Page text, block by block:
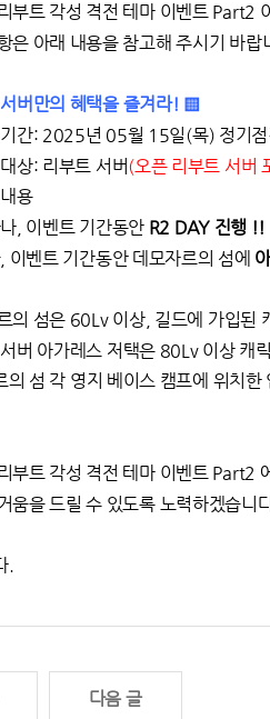
부트 각성 격전 테마 이벤트 Part2
은 아래 내용을 참고해 주시기 바랍
버만의 혜택을 즐겨라! ▒
간: 2025년 05월 15일(목) 정기
상: 리부트 서버(오픈 리부트 서버
용
, 이벤트 기간동안 R2 DAY 진행 !!
이벤트 기간동안 데모자르의 섬에
의 섬은 60Lv 이상, 길드에 가입된
버 아가레스 저택은 80Lv 이상 캐
의 섬 각 영지 베이스 캠프에 위치
부트 각성 격전 테마 이벤트 Part2 에
움을 드릴 수 있도록 노력하겠습니
.
다음 글